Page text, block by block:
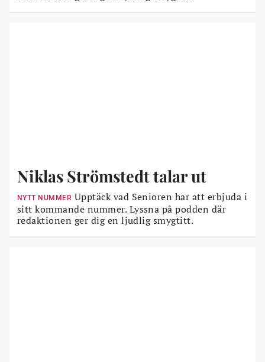
Niklas Strömstedt talar ut
NYTT NUMMER Upptäck vad Senioren har att erbjuda i
sitt kommande nummer. Lyssna på podden där
redaktionen ger dig en ljudlig smygtitt.